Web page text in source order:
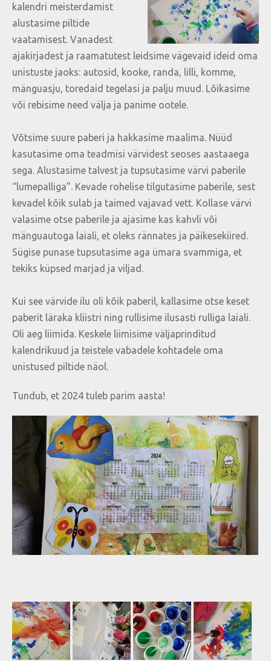
kalendri meisterdamist
alustasime piltide
vaatamisest. Vanadest
ajakirjadest ja raamatutest leidsime vägevaid ideid oma
unistuste jaoks: autosid, kooke, randa, lilli, komme,
mänguasju, toredaid tegelasi ja palju muud. Lõikasime
või rebisime need välja ja panime ootele.
Võtsime suure paberi ja hakkasime maalima. Nüüd
kasutasime oma teadmisi värvidest seoses aastaaega
sega. Alustasime talvest ja tupsutasime värvi paberile
“lumepalliga”. Kevade rohelise tilgutasime paberile, sest
kevadel kõik sulab ja taimed vajavad vett. Kollase värvi
valasime otse paberile ja ajasime kas kahvli või
mänguautoga laiali, et oleks rännates ja päikesekiired.
Sügise punase tupsutasime aga ümara svammiga, et
tekiks küpsed marjad ja viljad.
Kui see värvide ilu oli kõik paberil, kallasime otse keset
paberit läraka kliistri ning rullisime ilusasti rulliga laiali.
Oli aeg liimida. Keskele liimisime väljaprinditud
kalendrikuud ja teistele vabadele kohtadele oma
unistused piltide näol.
Tundub, et 2024 tuleb parim aasta!